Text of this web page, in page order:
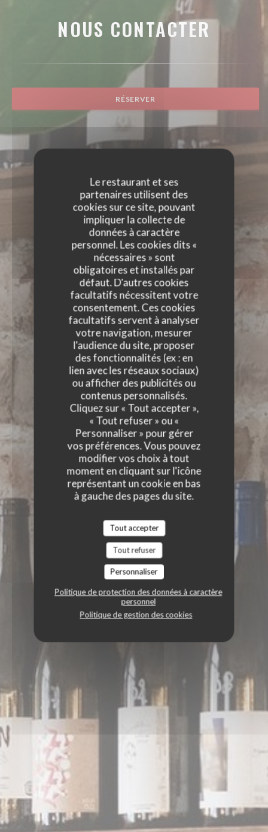
Le restaurant et ses
partenaires utilisent des
cookies sur ce site, pouvant
impliquer la collecte de
données à caractère
personnel. Les cookies dits «
nécessaires » sont
obligatoires et installés par
défaut. D'autres cookies
facultatifs nécessitent votre
consentement. Ces cookies
facultatifs servent à analyser
votre navigation, mesurer
l'audience du site, proposer
des fonctionnalités (ex : en
lien avec les réseaux sociaux)
ou afficher des publicités ou
contenus personnalisés.
Cliquez sur « Tout accepter »,
« Tout refuser » ou «
Personnaliser » pour gérer
vos préférences. Vous pouvez
modifier vos choix à tout
moment en cliquant sur l'icône
représentant un cookie en bas
à gauche des pages du site.
Tout accepter
Tout refuser
Personnaliser
Politique de protection des données à caractère
personnel
Politique de gestion des cookies
NOUS CONTACTER
RÉSERVER